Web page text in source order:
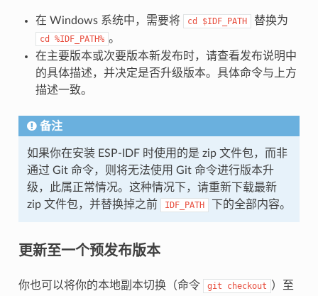
在 Windows 系统中，需要将 cd $IDF_PATH 替换为
cd %IDF_PATH% 。
在主要版本或次要版本新发布时，请查看发布说明中
的具体描述，并决定是否升级版本。具体命令与上方
描述一致。
备注
如果你在安装 ESP-IDF 时使用的是 zip 文件包，而非
通过 Git 命令，则将无法使用 Git 命令进行版本升
级，此属正常情况。这种情况下，请重新下载最新
zip 文件包，并替换掉之前
IDF_PATH 下的全部内容。
更新至一个预发布版本
你也可以将你的本地副本切换（命令 git checkout
）至